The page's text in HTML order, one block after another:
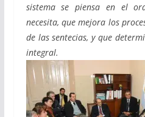
sistema se piensa en el
necesita, que mejora los
de las sentecias, y que
integral.